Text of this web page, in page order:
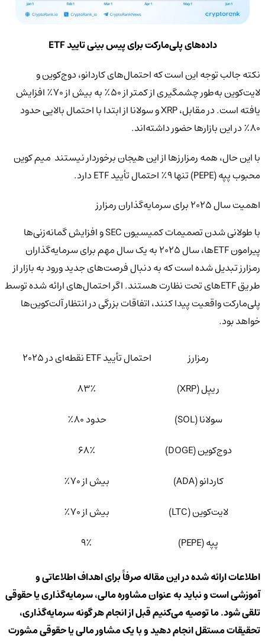
داده‌های پلی‌مارکت برای پیس بینی تایید ETF
نکته جالب توجه این است که احتمال‌های کاردانو، دوج‌کوین و
لایت‌کوین به‌طور چشمگیری از کمتر از ۵۰٪ به بیش از ۷۰٪ افزایش
یافته است. در مقابل، XRP و سولانا از ابتدا با احتمال بالایی حدود
۸۰٪ در این بازارها حضور داشته‌اند.
با این حال، همه رمزارزها از این هیجان برخوردار نیستند میم کوین
محبوب پپه (PEPE) تنها ۹٪ احتمال تأیید ETF دارد.
اهمیت سال ۲۰۲۵ برای سرمایه‌گذاران رمزارز
با طولانی شدن تصمیمات کمیسیون SEC و افزایش گمانه‌زنی‌ها
پیرامون ETFها، سال ۲۰۲۵ به یک سال مهم برای سرمایه‌گذاران
رمزارز تبدیل شده است که به دنبال فرصت‌های جدید ورود به بازار از
طریق ETFهای تحت نظارت هستند. اگر احتمال‌های ارائه شده توسط
پلی‌مارکت واقعیت پیدا کنند، اتفاقات بزرگی در انتظار آلت‌کوین‌ها
خواهد بود.
رمزارز
احتمال تأیید ETF نقطه‌ای در ۲۰۲۵
ریپل (XRP)
۸۳٪
سولانا (SOL)
حدود ۸۰٪
دوج‌کوین (DOGE)
۶۸٪
کاردانو (ADA)
بیش از ۷۰٪
لایت‌کوین (LTC)
بیش از ۷۰٪
پپه (PEPE)
۹٪
اطلاعات ارائه شده در این مقاله صرفاً برای اهداف اطلاعاتی و
آموزشی است و نباید به عنوان مشاوره مالی، سرمایه‌گذاری یا حقوقی
تلقی شود. ما توصیه می‌کنیم قبل از انجام هر گونه سرمایه‌گذاری،
تحقیقات مستقل انجام دهید و با یک مشاور مالی یا حقوقی مشورت